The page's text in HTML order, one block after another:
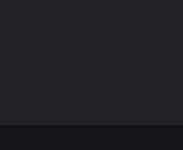
Banten Telp :